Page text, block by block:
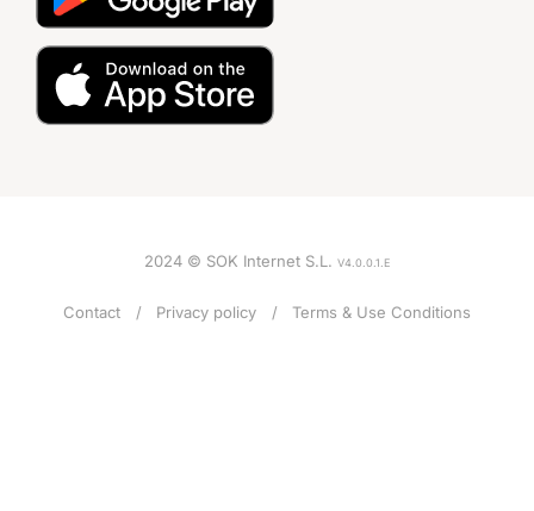
2024 © SOK Internet S.L. V4.0.0.1.E
Contact Privacy policy Terms & Use Conditions